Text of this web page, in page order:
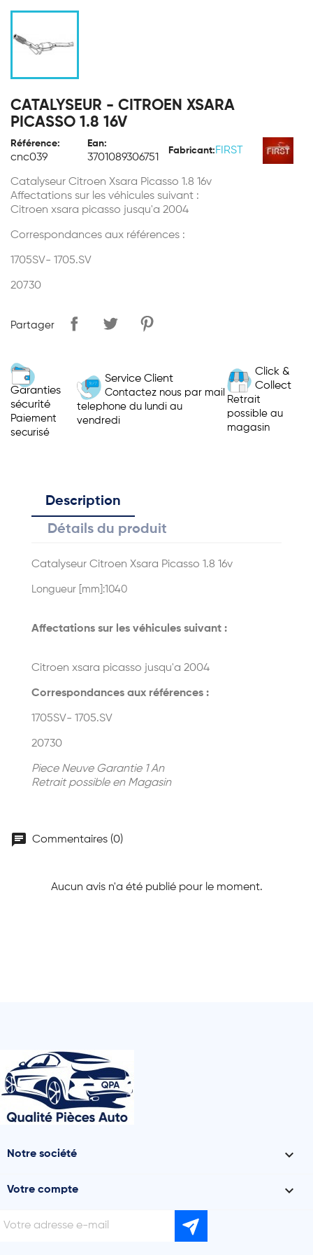
CATALYSEUR - CITROEN XSARA
PICASSO 1.8 16V
Référence:
cnc039
Ean:
3701089306751
Fabricant: FIRST
Catalyseur Citroen Xsara Picasso 1.8 16v
Affectations sur les véhicules suivant :
Citroen xsara picasso jusqu'a 2004
Correspondances aux références :
1705SV- 1705.SV
20730
Partager
Garanties
sécurité
Paiement
securisé
Service Client
Contactez nous par mail
telephone du lundi au
vendredi
Click &
Collect
Retrait
possible au
magasin
Description
Détails du produit
Catalyseur Citroen Xsara Picasso 1.8 16v
Longueur [mm]:1040
Affectations sur les véhicules suivant :
Citroen xsara picasso jusqu'a 2004
Correspondances aux références :
1705SV- 1705.SV
20730
Piece Neuve Garantie 1 An
Retrait possible en Magasin
chat Commentaires (0)
Aucun avis n'a été publié pour le moment.
Notre société 
Votre compte 